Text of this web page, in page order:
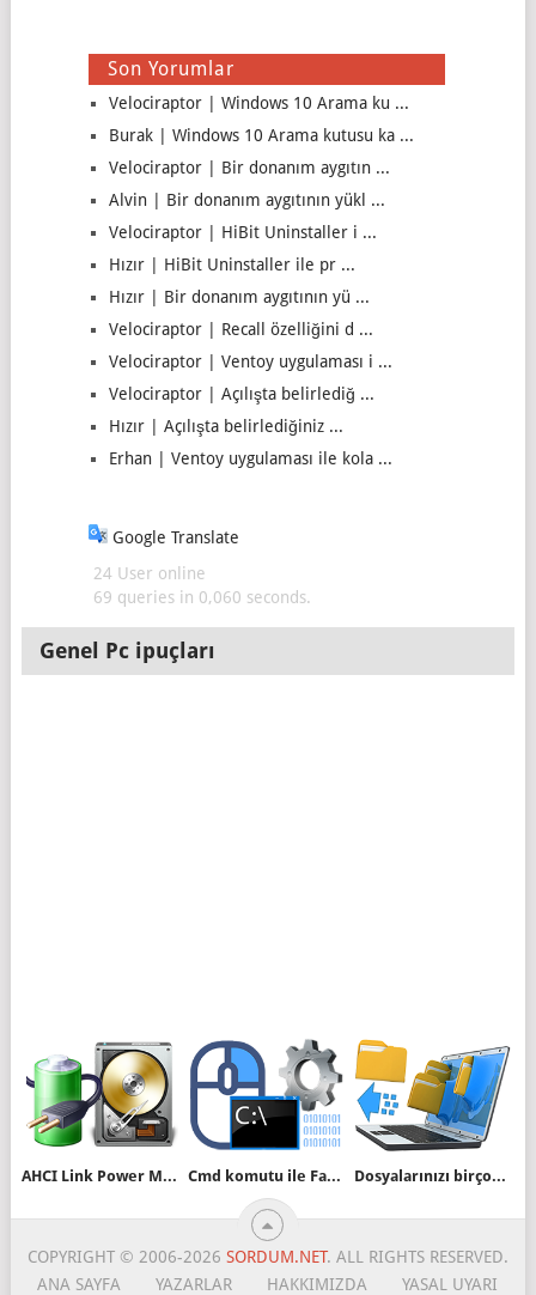
Son Yorumlar
Velociraptor | Windows 10 Arama ku ...
Burak | Windows 10 Arama kutusu ka ...
Velociraptor | Bir donanım aygıtın ...
Alvin | Bir donanım aygıtının yükl ...
Velociraptor | HiBit Uninstaller i ...
Hızır | HiBit Uninstaller ile pr ...
Hızır | Bir donanım aygıtının yü ...
Velociraptor | Recall özelliğini d ...
Velociraptor | Ventoy uygulaması i ...
Velociraptor | Açılışta belirlediğ ...
Hızır | Açılışta belirlediğiniz ...
Erhan | Ventoy uygulaması ile kola ...
Google Translate
24 User online
69 queries in 0,060 seconds.
Genel Pc ipuçları
AHCI Link Power Management ile laptop pil ömrünü arttırın Cmd komutu ile Fare ayarlarınızı değiştirin Dosyalarınızı birçok indirme sitesine aynı anda yükleyin
COPYRIGHT © 2006-2026 SORDUM.NET. ALL RIGHTS RESERVED.
ANA SAYFA
YAZARLAR HAKKIMIZDA YASAL UYARI